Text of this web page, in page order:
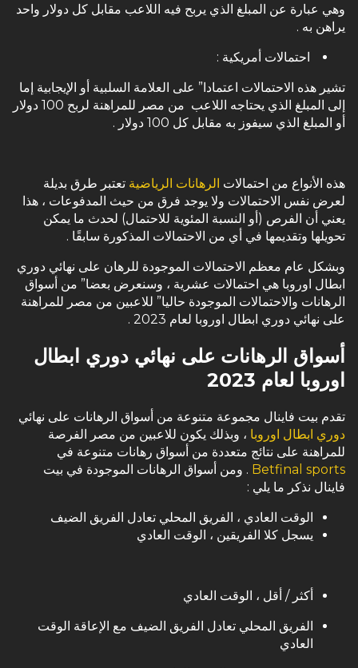
وهي عبارة عن المبلغ الذي يربح فيه اللاعب مقابل كل دولار واحد
يراهن به .
احتمالات أمريكية :
تشير هذه الاحتمالات اعتمادا” على العلامة السلبية أو الإيجابية إما
إلى المبلغ الذي يحتاجه اللاعب من مصر للمراهنة لربح 100 دولار
أو المبلغ الذي سيفوز به مقابل كل 100 دولار .
هذه الأنواع من احتمالات الرهانات الرياضية تعتبر طرق بديلة
لعرض نفس الاحتمالات ولا يوجد فرق من حيث المدفوعات ، هذا
يعني أن الفرص (أو النسبة المئوية للاحتمال) لحدث ما يمكن
تحويلها وتقديمها في أي من الاحتمالات المذكورة سابقًا .
وبشكل عام معظم الاحتمالات الموجودة للرهان على نهائي دوري
ابطال اوروبا هي احتمالات عشرية ، وسنعرض بعضا” من أسواق
الرهانات والاحتمالات الموجودة حاليا” للاعبين من مصر للمراهنة
على نهائي دوري ابطال اوروبا لعام 2023 .
أسواق الرهانات على نهائي دوري ابطال
اوروبا لعام 2023
تقدم بيت فاينال مجموعة متنوعة من أسواق الرهانات على نهائي
دوري ابطال اوروبا ، وبذلك يكون للاعبين من مصر الفرصة
للمراهنة على نتائج متعددة من أسواق رهانات متنوعة في
Betfinal sports . ومن أسواق الرهانات الموجودة في بيت
فاينال نذكر ما يلي :
الوقت العادي ، الفريق المحلي تعادل الفريق الضيف
يسجل كلا الفريقين ، الوقت العادي
أكثر / أقل ، الوقت العادي
الفريق المحلي تعادل الفريق الضيف مع الإعاقة الوقت
العادي